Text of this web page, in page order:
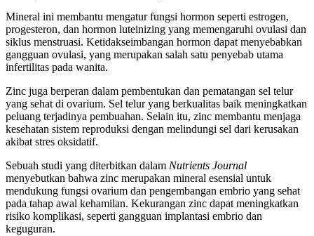
Mineral ini membantu mengatur fungsi hormon seperti estrogen,
progesteron, dan hormon luteinizing yang memengaruhi ovulasi dan
siklus menstruasi. Ketidakseimbangan hormon dapat menyebabkan
gangguan ovulasi, yang merupakan salah satu penyebab utama
infertilitas pada wanita.
Zinc juga berperan dalam pembentukan dan pematangan sel telur
yang sehat di ovarium. Sel telur yang berkualitas baik meningkatkan
peluang terjadinya pembuahan. Selain itu, zinc membantu menjaga
kesehatan sistem reproduksi dengan melindungi sel dari kerusakan
akibat stres oksidatif.
Sebuah studi yang diterbitkan dalam Nutrients Journal
menyebutkan bahwa zinc merupakan mineral esensial untuk
mendukung fungsi ovarium dan pengembangan embrio yang sehat
pada tahap awal kehamilan. Kekurangan zinc dapat meningkatkan
risiko komplikasi, seperti gangguan implantasi embrio dan
keguguran.